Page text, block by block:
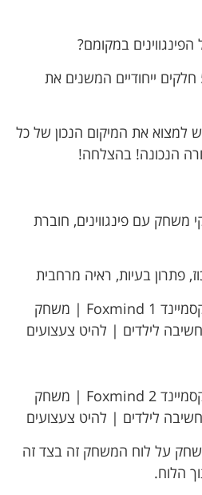
במקומם?
משחק הגיון מאתגר עם 5 חלקים ייחודיים המשנים את
למצוא את המיקום הנכון של כל
הנכונה! בהצלחה!
לוח משחק, 5 חלקי משחק עם פינגווינים, חוברת
פתרון בעיות, ראיה מרחבית
על לוח המשחק זה בצד זה
הלוח.